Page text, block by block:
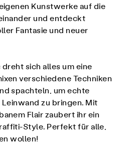
Kunstwerke auf die
und entdeckt
Fantasie und neuer
sich alles um eine
verschiedene Techniken
spachteln, um echte
zu bringen. Mit
Flair zaubert ihr ein
Style. Perfekt für alle,
wollen!